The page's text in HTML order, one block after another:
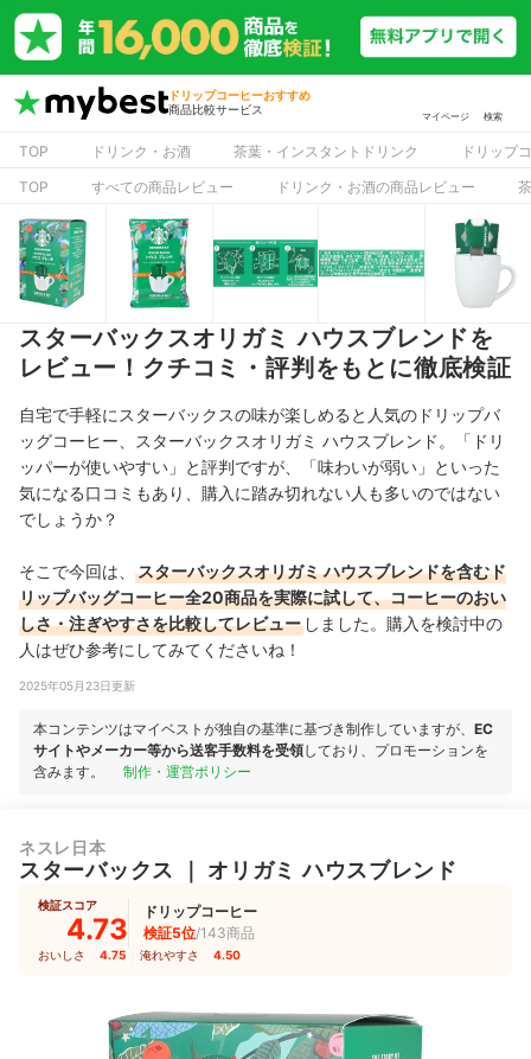
ドリップコーヒーおすすめ
商品比較サービス
マイページ 検索
TOP ドリンク・お酒 茶葉・インスタントドリンク
ドリップ
TOP
すべての商品レビュー ドリンク・お酒の商品レビュー
スターバックスオリガミ ハウスブレンドを
レビュー！クチコミ・評判をもとに徹底検証
自宅で手軽にスターバックスの味が楽しめると人気のドリップバ
ッグコーヒー、スターバックスオリガミ ハウスブレンド。「ドリ
ッパーが使いやすい」と評判ですが、「味わいが弱い 」といった
気になる口コミもあり、購入に踏み切れない人も多いのではない
でしょうか？
そこで今回は、
スターバックスオリガミ ハウスブレンドを含むド
リップバッグコーヒー全20商品を実際に試して、コーヒーのおい
しさ・注ぎやすさを比較してレビュー しました。購入を検討中の
人はぜひ参考にしてみてくださいね！
2025年05月23日更新
本コンテンツはマイベストが独自の基準に基づき制作していますが、 EC
サイトやメーカー等から送客手数料を受領しており、プロモーションを
含みます。
制作・運営ポリシー
ネスレ日本
スターバックス オリガミ ハウスブレンド
検証スコア
4.73
ドリップコーヒー
検証5位/143商品
おいしさ 4.75 淹れやすさ 4.50